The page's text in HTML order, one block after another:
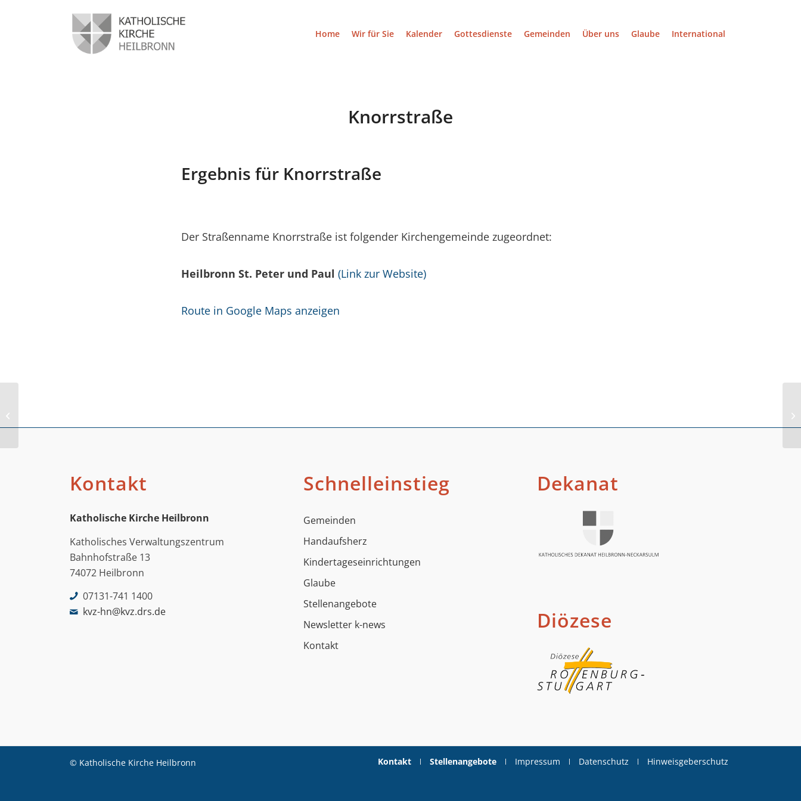
Home Wir für Sie Kalender Gottesdienste Gemeinden Über uns Glaube International
Knorrstraße
Ergebnis für Knorrstraße
Der Straßenname Knorrstraße ist folgender Kirchengemeinde zugeordnet:
Heilbronn St. Peter und Paul (Link zur Website)
Route in Google Maps anzeigen
Kontakt
Katholische Kirche Heilbronn
Katholisches Verwaltungszentrum
Bahnhofstraße 13
74072 Heilbronn
07131-741 1400
kvz-hn@kvz.drs.de
Schnelleinstieg
Gemeinden
Handaufsherz
Kindertageseinrichtungen
Glaube
Stellenangebote
Newsletter k-news
Kontakt
Dekanat
Diözese
© Katholische Kirche Heilbronn Kontakt Stellenangebote Impressum Datenschutz Hinweisgeberschutz